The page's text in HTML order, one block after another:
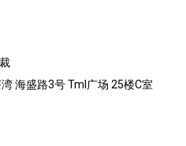
海盛路3号 Tml广场 25楼C室